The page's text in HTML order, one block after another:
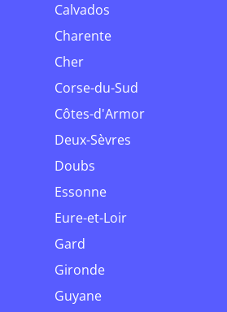
Calvados
Charente
Cher
Corse-du-Sud
Côtes-d'Armor
Deux-Sèvres
Doubs
Essonne
Eure-et-Loir
Gard
Gironde
Guyane